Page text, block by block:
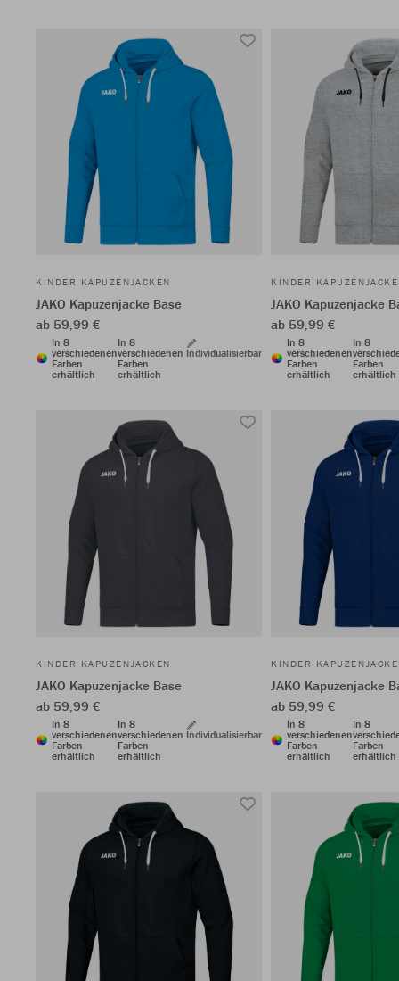
KINDER KAPUZENJACKEN
JAKO Kapuzenjacke Base
ab 59,99 €
In 8
verschiedenen
Farben
erhältlich
In 8
verschiedenen
Farben
erhältlich
Individualisierbar
KINDER
JAKO Kapuzenjacke
ab 59,99 €
In 8
verschiedenen
Farben
erhältlich
In 8
Farben
erhältlich
KINDER KAPUZENJACKEN
JAKO Kapuzenjacke Base
ab 59,99 €
In 8
verschiedenen
Farben
erhältlich
In 8
verschiedenen
Farben
erhältlich
Individualisierbar
KINDER
JAKO Kapuzenjacke
ab 59,99 €
In 8
verschiedenen
Farben
erhältlich
In 8
Farben
erhältlich